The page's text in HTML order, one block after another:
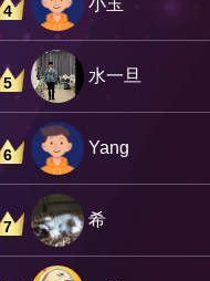
4 小玉
5 水一旦
6 Yang
7 希